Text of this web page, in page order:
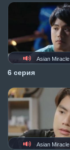
Asian Miracle
6 серия
Asian Miracle